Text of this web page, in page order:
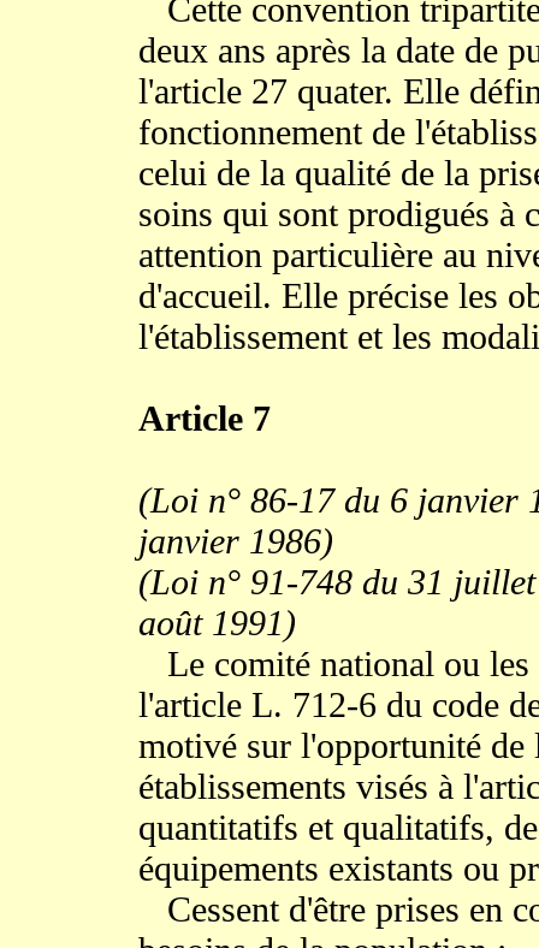
Cette convention
deux ans après la date de
l'article 27 quater. Elle
fonctionnement de
celui de la qualité de la
soins qui sont prodigués à
attention particulière au
d'accueil. Elle précise les
l'établissement et les
Article 7
(Loi n° 86-17 du 6 janvier
janvier 1986)
(Loi n° 91-748 du 31
août 1991)
Le comité national ou les
l'article L. 712-6 du code
motivé sur l'opportunité de
établissements visés à
quantitatifs et qualitatifs,
équipements existants ou
Cessent d'être prises en